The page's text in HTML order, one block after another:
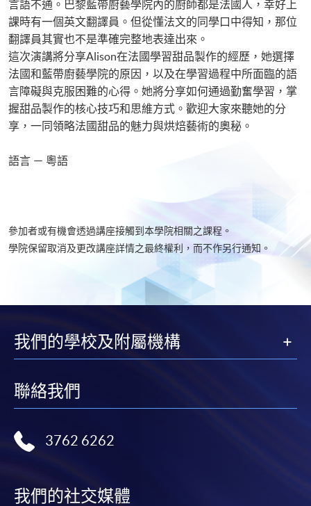
言語不通。巴黎藍帶廚藝學院內的廚師都是法國人，幸好上
課時有一個英文翻譯員。但從懂法文的同學口中得知，那位
翻譯員其實也不是準確完整地表達出來。
這次演講將分享Alison在法國學習甜品製作的經歷，她選擇
法國和藍帶廚藝學院的原因，以及在學習過程中所面臨的語
言障礙與克服困難的心得。她將分享如何通過勤奮學習，掌
握甜品製作的核心技巧和思維方式。歡迎大家來聽她的分
享，一同領略法國甜品的魅力與烘焙藝術的奧秘。
語言 － 粵語
參加者或有機會透過講座接觸到本學院相關之課程。
學院保留取消及更改講座詳情之最終權利，而不作另行通知。
我們的學校及附屬機構
聯絡我們
3762 6262
我們的社交媒體